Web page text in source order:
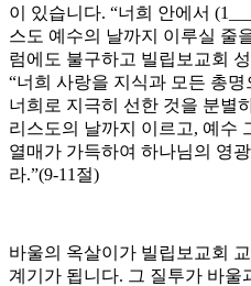
이 있습니다. “너희 안에서
스도 예수의 날까지 이루실 줄
럼에도 불구하고 빌립보교회
“너희 사랑을 지식과 모든 총
너희로 지극히 선한 것을 분별
리스도의 날까지 이르고, 예수
열매가 가득하여 하나님의 영
라.”(9-11절)
바울의 옥살이가 빌립보교회
계기가 됩니다. 그 질투가 바울